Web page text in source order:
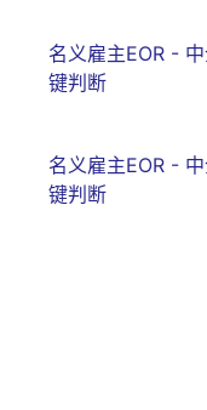
名义雇主EOR -
键判断
名义雇主EOR -
键判断